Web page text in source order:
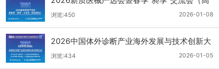
医展站）
2026-01-08
浏览:450
2026中国体外诊断产业海外发展与技术创新大
会
2026-01-05
浏览:434